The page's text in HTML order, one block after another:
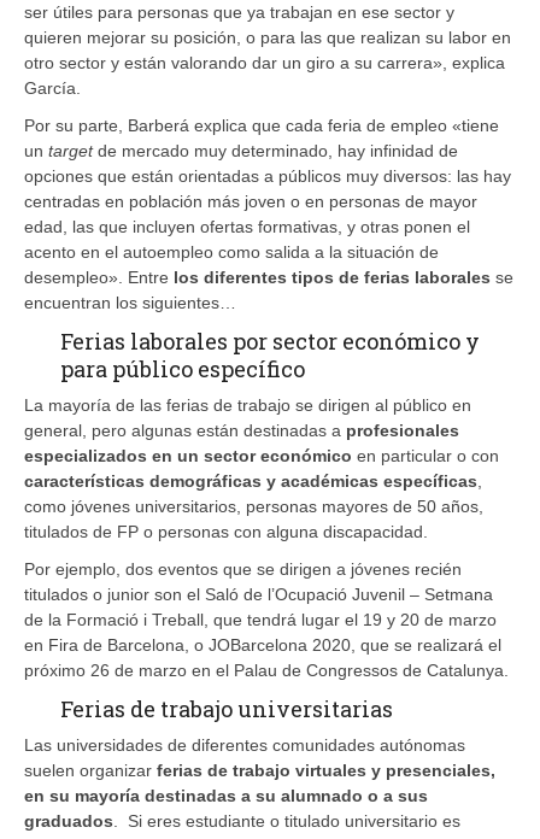
ser útiles para personas que ya trabajan en ese sector y
quieren mejorar su posición, o para las que realizan su labor en
otro sector y están valorando dar un giro a su carrera», explica
García.
Por su parte, Barberá explica que cada feria de empleo «tiene
un targetde mercado muy determinado, hay infinidad de
opciones que están orientadas a públicos muy diversos: las hay
centradas en población más joven o en personas de mayor
edad, las que incluyen ofertas formativas, y otras ponen el
acento en el autoempleo como salida a la situación de
desempleo». Entre los diferentes tipos de ferias laborales se
encuentran los siguientes…
Ferias laborales por sector económico y
para público específico
La mayoría de las ferias de trabajo se dirigen al público en
general, pero algunas están destinadas a profesionales
especializados en un sector económico en particular o con
características demográficas y académicas específicas
como jóvenes universitarios, personas mayores de 50 años,
titulados de FP o personas con alguna discapacidad.
Por ejemplo, dos eventos que se dirigen a jóvenes recién
titulados o junior son el Saló de l’Ocupació Juvenil – Setmana
de la Formació i Treball, que tendrá lugar el 19 y 20 de marzo
en Fira de Barcelona, o JOBarcelona 2020, que se realizará el
próximo 26 de marzo en el Palau de Congressos de Catalunya.
Ferias de trabajo universitarias
Las universidades de diferentes comunidades autónomas
suelen organizar ferias de trabajo virtuales y presenciales,
en su mayoría destinadas a su alumnado o a sus
graduados . Si eres estudiante o titulado universitario es